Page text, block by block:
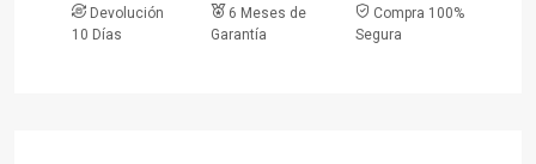
Devolución
10 Días
6 Meses de
Garantía
Compra 100%
Segura